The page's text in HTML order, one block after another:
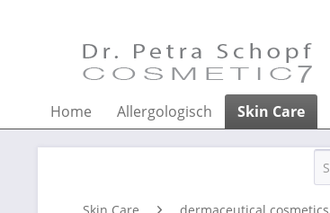
Home Allergologisch Skin Care